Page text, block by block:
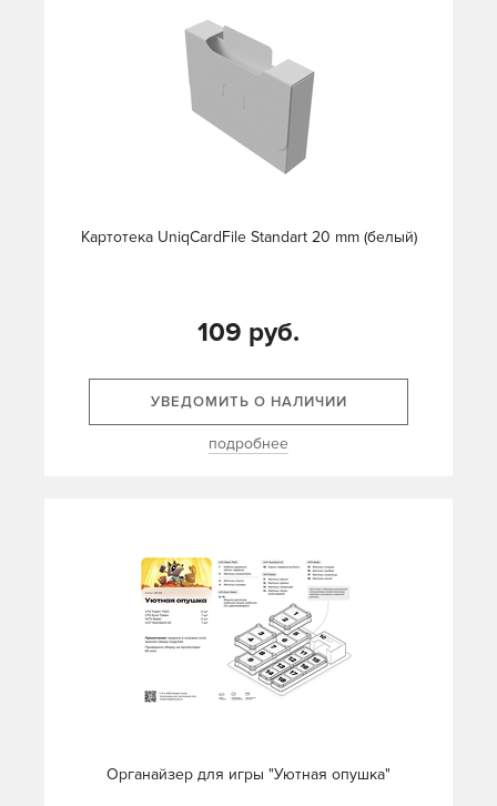
Картотека UniqCardFile Standart 20 mm (белый)
109 руб.
УВЕДОМИТЬ О НАЛИЧИИ
подробнее
Органайзер для игры "Уютная опушка"